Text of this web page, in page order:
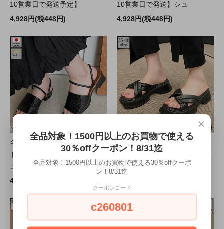
10営業日で発送予定】
4,928円(税448円)
10営業日で発送】シュ
4,928円(税448円)
全品送料無料一部除く ジュー
トヒールサンダル 【即納】 シ
ューズ 靴 ヒール サン
4,211円(税383円)
全品送料無料一部地域除く ク
ロスベルト 厚底サンダル 【即
納】 プラットフォームサンダ
×
全品対象！1500円以上のお買物で使える
30％offクーポン！8/31迄
全品対象！1500円以上のお買物で使える30％offクーポ
ン！8/31迄
クーポンコード
c260801